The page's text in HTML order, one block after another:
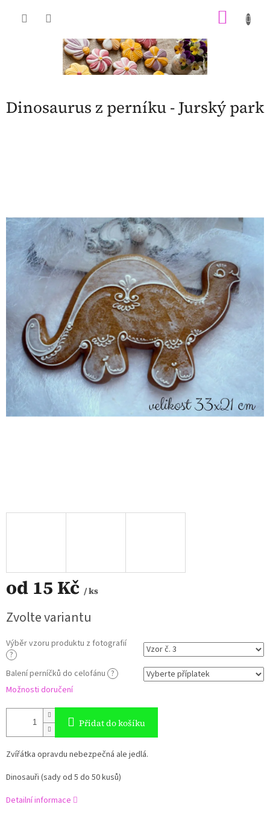
Dinosaurus z perníku - Jurský park
od 15 Kč / ks
cena:
Zvolte variantu
Výběr vzoru produktu z fotografií
?
Balení perníčků do celofánu ?
Možnosti doručení
Přidat do košíku
Zvířátka opravdu nebezpečná ale jedlá.
Dinosauři (sady od 5 do 50 kusů)
Detailní informace